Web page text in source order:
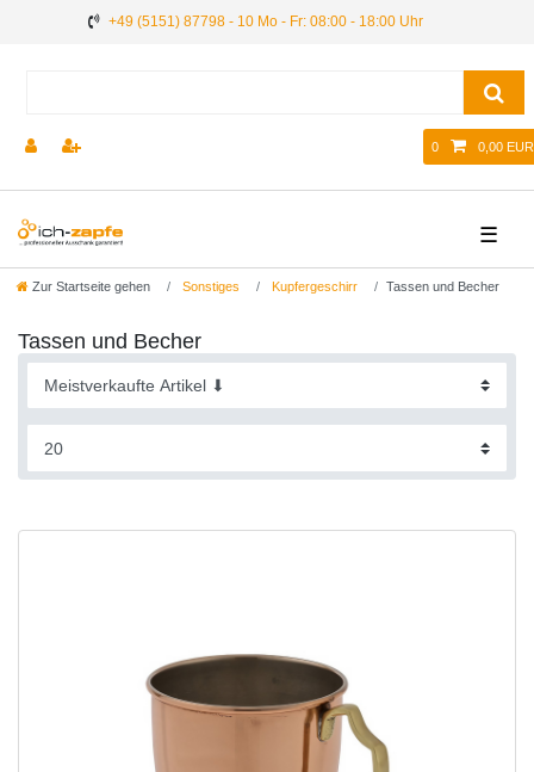
+49 (5151) 87798 - 10 Mo - Fr: 08:00 - 18:00 Uhr
0 0,00 EUR
☰
Zur Startseite gehen Sonstiges Kupfergeschirr Tassen und Becher
Tassen und Becher